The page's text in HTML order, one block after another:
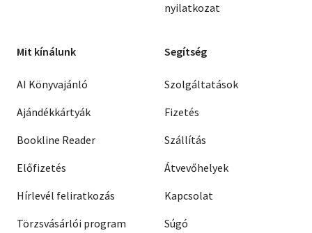
nyilatkozat
Mit kínálunk
AI Könyvajánló
Ajándékkártyák
Bookline Reader
Előfizetés
Hírlevél feliratkozás
Törzsvásárlói program
Segítség
Szolgáltatások
Fizetés
Szállítás
Átvevőhelyek
Kapcsolat
Súgó